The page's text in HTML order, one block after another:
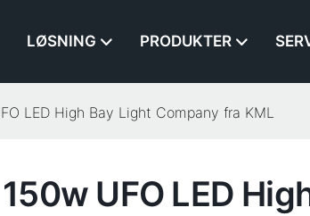
LØSNING PRODUKTER
LED High Bay Light Company fra KML
UFO LED